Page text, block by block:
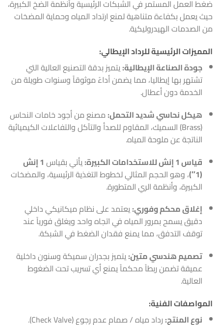
ضغط العمل المستمر في الشبكات الرئيسية وأنظمة الضخ الكبيرة،
حيث يعمل بكفاءة متناهية لمنع ارتداد المياه وحماية المضخات
من الصدمات الهيدروليكية.
المميزات الرئيسية للرداد الإيطالي:
جودة الصناعة الإيطالية:يتميز بدقة التصنيع العالية التي
تشتهر بها إيطاليا، مما يضمن أداءً موثوقاً وسنوات طويلة من
الخدمة دون أعطال.
هيكل نحاسي شديد التحمل: مصنع من أجود خامات النحاس
(Brass) السميك، المقاوم للصدأ والتآكل والتفاعلات الكيميائية
الناتجة عن ملوحة المياه.
قياس 1 إنش للاستخدامات الكبيرة:
يأتي بقياس 1 إنش
(1″)
، وهو الحجم المثالي لخطوط التغذية الرئيسية، والمضخات
الكبيرة، وأنظمة الري المتطورة.
إغلاق محكم وفوري:يعتمد على نظام ميكانيكي داخلي
دقيق يسمح بمرور المياه في اتجاه واحد ويغلق فورياً عند
توقف التدفق، مما يمنع فقدان الضغط في الشبكة.
تصميم هندسي متين:يتميز بجدران سميكة وسنون داخلية
عميقة تضمن ربطاً محكماً يمنع أي تسريب تحت الضغوط
العالية.
المواصفات الفنية:
نوع المنتج: رداد مياه / صمام عدم رجوع (Check Valve).